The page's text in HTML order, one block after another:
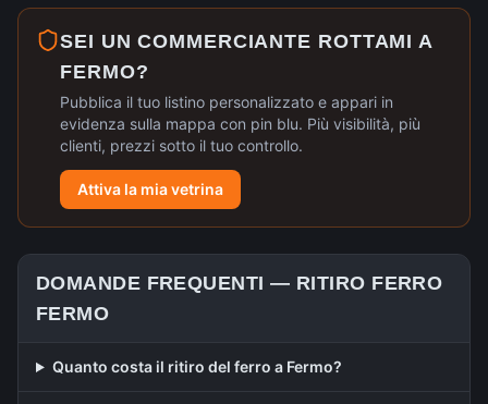
SEI UN COMMERCIANTE ROTTAMI A
FERMO?
Pubblica il tuo listino personalizzato e appari in
evidenza sulla mappa con pin blu. Più visibilità, più
clienti, prezzi sotto il tuo controllo.
Attiva la mia vetrina
DOMANDE FREQUENTI — RITIRO FERRO
FERMO
Quanto costa il ritiro del ferro a Fermo?